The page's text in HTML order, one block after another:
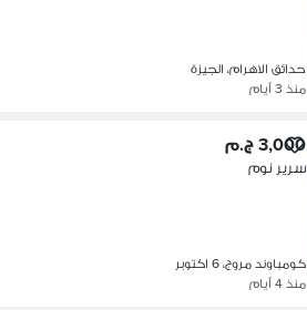
حدائق الاهرام، الجيزة
منذ 3 أيام
3,000 ج.م
سرير نوم
كومباوند مروج، 6 اكتوبر
منذ 4 أيام